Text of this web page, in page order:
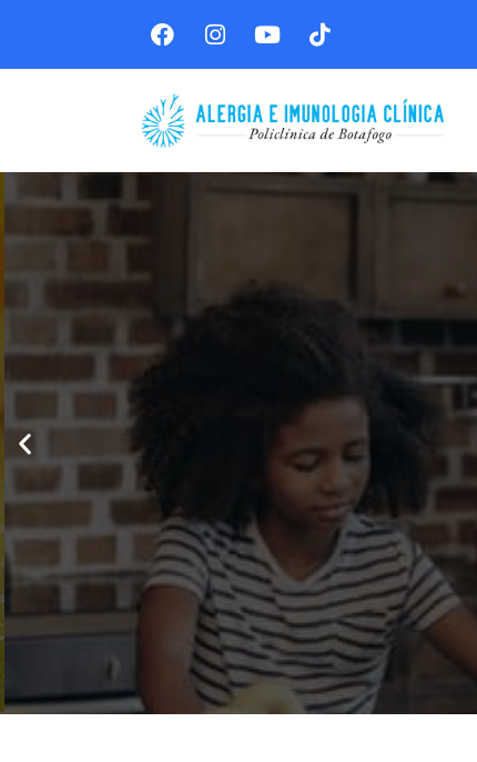
Por uma
Somos uma
família a